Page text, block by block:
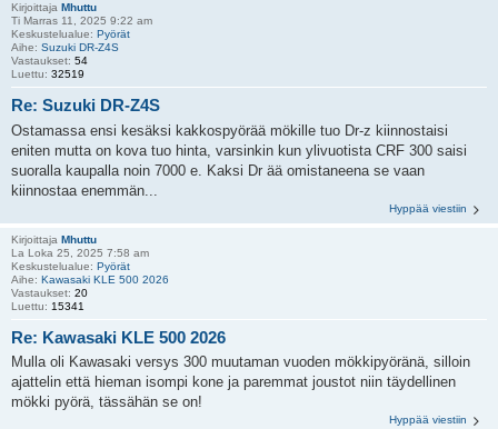
Kirjoittaja Mhuttu
Ti Marras 11, 2025 9:22 am
Keskustelualue: Pyörät
Aihe: Suzuki DR-Z4S
Vastaukset: 54
Luettu: 32519
Re: Suzuki DR-Z4S
Ostamassa ensi kesäksi kakkospyörää mökille tuo Dr-z kiinnostaisi
eniten mutta on kova tuo hinta, varsinkin kun ylivuotista CRF 300 saisi
suoralla kaupalla noin 7000 e. Kaksi Dr ää omistaneena se vaan
kiinnostaa enemmän...
Hyppää viestiin
Kirjoittaja Mhuttu
La Loka 25, 2025 7:58 am
Keskustelualue: Pyörät
Aihe: Kawasaki KLE 500 2026
Vastaukset: 20
Luettu: 15341
Re: Kawasaki KLE 500 2026
Mulla oli Kawasaki versys 300 muutaman vuoden mökkipyöränä, silloin
ajattelin että hieman isompi kone ja paremmat joustot niin täydellinen
mökki pyörä, tässähän se on!
Hyppää viestiin